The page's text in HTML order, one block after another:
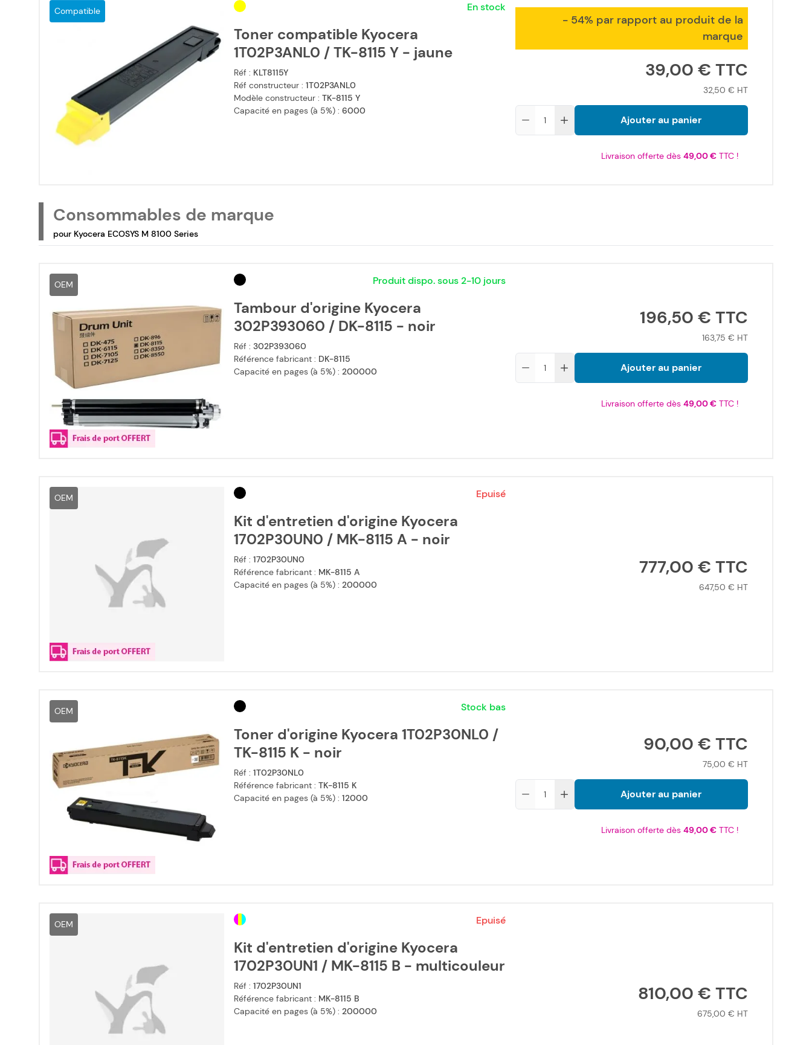
Compatible En stock
Toner compatible Kyocera
1T02P3ANL0 / TK-8115 Y - jaune
Réf : KLT8115Y
Réf constructeur : 1T02P3ANL0
Modèle constructeur : TK-8115 Y
Capacité en pages (à 5%) : 6000
- 54% par rapport au produit de la
marque
39,00 €
32,50 €
Ajouter au panier
Livraison offerte dès 49,00 €TTC !
Consommables de marque
pour Kyocera ECOSYS M 8100 Series
OEM Produit dispo. sous 2-10 jours
Tambour d'origine Kyocera
302P393060 / DK-8115 - noir
Réf : 302P393060
Référence fabricant : DK-8115
Capacité en pages (à 5%) : 200000
196,50 €
163,75 €
Ajouter au panier
Livraison offerte dès 49,00 €TTC !
OEM Epuisé
Kit d'entretien d'origine Kyocera
1702P30UN0 / MK-8115 A - noir
Réf : 1702P30UN0
Référence fabricant : MK-8115 A
Capacité en pages (à 5%) : 200000
777,00 €
647,50 €
OEM Stock bas
Toner d'origine Kyocera 1T02P30NL0 /
TK-8115 K - noir
Réf : 1T02P30NL0
Référence fabricant : TK-8115 K
Capacité en pages (à 5%) : 12000
90,00 €
75,00 €
Ajouter au panier
Livraison offerte dès 49,00 €TTC !
OEM Epuisé
Kit d'entretien d'origine Kyocera
1702P30UN1 / MK-8115 B - multicouleur
Réf : 1702P30UN1
Référence fabricant : MK-8115 B
Capacité en pages (à 5%) : 200000
810,00 €
675,00 €